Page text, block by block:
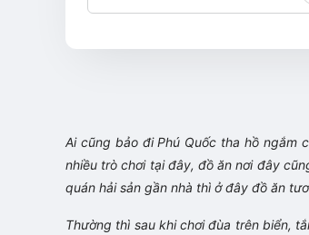
Ai cũng bảo đi Phú Quốc tha hồ ngắm
nhiều trò chơi tại đây, đồ ăn nơi đây
quán hải sản gần nhà thì ở đây đồ ăn
Thường thì sau khi chơi đùa trên biển,